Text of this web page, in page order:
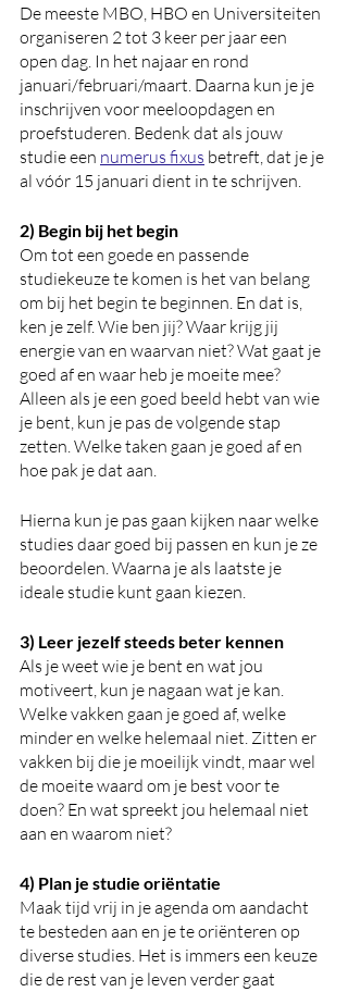
De meeste MBO, HBO en Universiteiten
organiseren 2 tot 3 keer per jaar een
open dag. In het najaar en rond
januari/februari/maart. Daarna kun je je
inschrijven voor meeloopdagen en
proefstuderen. Bedenk dat als jouw
studie een numerus fixus betreft, dat je je
al vóór 15 januari dient in te schrijven.
2) Begin bij het begin
Om tot een goede en passende
studiekeuze te komen is het van belang
om bij het begin te beginnen. En dat is,
ken je zelf. Wie ben jij? Waar krijg jij
energie van en waarvan niet? Wat gaat je
goed af en waar heb je moeite mee?
Alleen als je een goed beeld hebt van wie
je bent, kun je pas de volgende stap
zetten. Welke taken gaan je goed af en
hoe pak je dat aan.
Hierna kun je pas gaan kijken naar welke
studies daar goed bij passen en kun je ze
beoordelen. Waarna je als laatste je
ideale studie kunt gaan kiezen.
3) Leer jezelf steeds beter kennen
Als je weet wie je bent en wat jou
motiveert, kun je nagaan wat je kan.
Welke vakken gaan je goed af, welke
minder en welke helemaal niet. Zitten er
vakken bij die je moeilijk vindt, maar wel
de moeite waard om je best voor te
doen? En wat spreekt jou helemaal niet
aan en waarom niet?
4) Plan je studie oriëntatie
Maak tijd vrij in je agenda om aandacht
te besteden aan en je te oriënteren op
diverse studies. Het is immers een keuze
die de rest van je leven verder gaat